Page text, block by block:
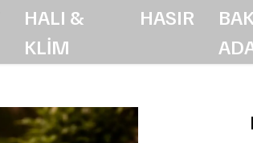
HALI &
KLİM
HASIR